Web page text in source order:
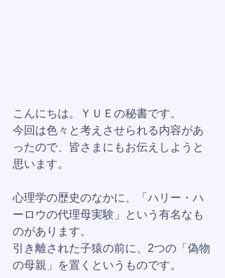
こんにちは。ＹＵＥの秘書です。
今回は色々と考えさせられる内容があ
ったので、皆さまにもお伝えしようと
思います。
心理学の歴史のなかに、「ハリー・ハ
ーロウの代理母実験」という有名なも
のがあります。
引き離された子猿の前に、2つの「偽物
の母親」を置くというものです。